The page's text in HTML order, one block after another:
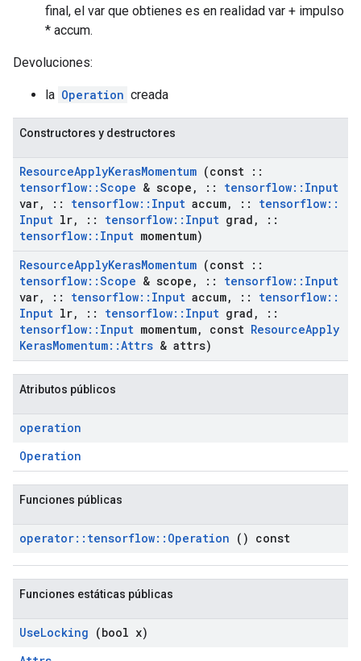
final, el var que obtienes es en realidad var + impulso
* accum.
Devoluciones:
la Operation creada
Constructores y destructores
ResourceApplyKerasMomentum (const ::
tensorflow::Scope & scope , :: tensorflow:: Input
var, :: tensorflow:: Input accum, :: tensorflow::
Input lr, :: tensorflow:: Input grad ,
::
tensorflow:: Input momentum)
ResourceApplyKerasMomentum (const ::
tensorflow::Scope & scope , :: tensorflow:: Input
var, :: tensorflow:: Input accum, :: tensorflow::
Input lr, :: tensorflow:: Input grad ,
::
tensorflow:: Input momentum, const ResourceApply
KerasMomentum::Attrs & attrs)
Atributos públicos
operation
Operation
Funciones públicas
operator:: tensorflow:: Operation () const
Funciones estáticas públicas
UseLocking (bool x)